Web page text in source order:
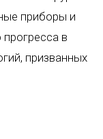
приборы и
в
призванных